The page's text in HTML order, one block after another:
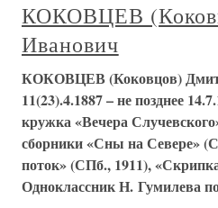
КОКОВЦЕВ
Иванович
КОКОВЦЕВ (Коковцов)
11(23).4.1887 – не позднее
кружка «Вечера
сборники «Сны на Севере»
поток» (СПб., 1911),
Одноклассник Н. Гумилева